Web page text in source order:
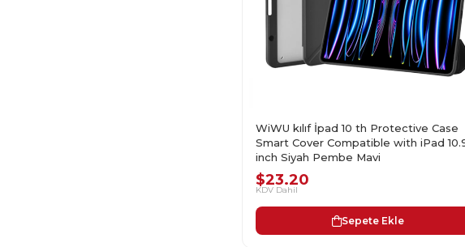
WiWU kılıf İpad 10 th Protective Case
Smart Cover Compatible with iPad
inch Siyah Pembe Mavi
$23.20
KDV Dahil
Sepete Ekle